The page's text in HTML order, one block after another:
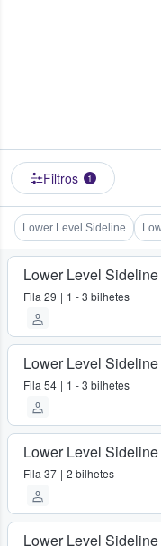
Filtros 1
Lower Level Sideline
Lower Level
Fila 29 1 - 3 bilhetes
Lower Level
Fila 54 1 - 3 bilhetes
Lower Level
Fila 37 2 bilhetes
Lower Level